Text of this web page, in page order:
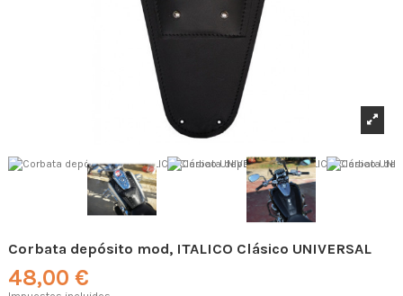
Corbata depósito mod, ITALICO Clásico UNIVERSAL
48,00 €